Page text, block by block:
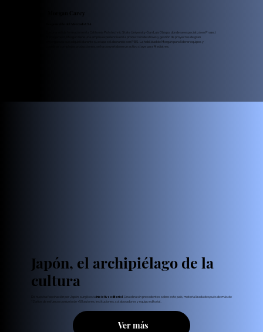
Morgan Carey
Responsable del Mercado USA
Con una sólida formación en la California Polytechnic State University-San Luis Obispo, donde se especializó en Project
Management, Morgan tiene una amplia experiencia en la producción de shows y gestión de proyectos de gran
envergadura que adquirió durante su etapa colaborando con PBS. La habilidad de Morgan para liderar equipos y
coordinar complejas producciones, se ha convertido en un activo clave para Mediatres.
Japón, el archipiélago de la
cultura
De nuestra fascinación por Japón, surgió esta iniciativa editorial . Una obra sin precedentes sobre este país, materializada después de más de
12 años de esfuerzo conjunto de +50 autores, instituciones, colaboradores y equipo editorial.
Ver más